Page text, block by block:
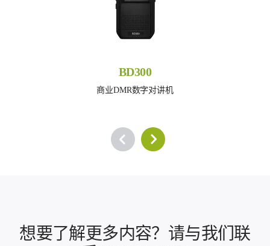
BD300
商业DMR数字对讲机
想要了解更多内容？请与我们联